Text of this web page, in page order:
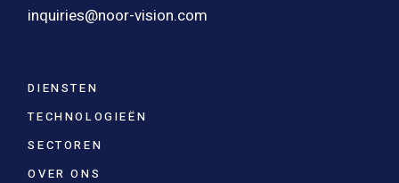
inquiries@noor-vision.com
DIENSTEN
TECHNOLOGIEËN
SECTOREN
OVER ONS